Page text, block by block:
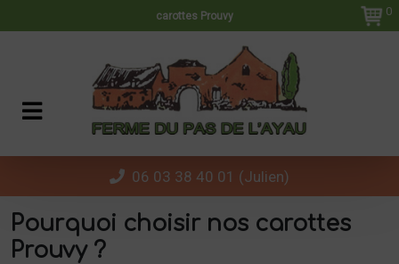
carottes Prouvy 0
06 03 38 40 01 (Julien)
Pourquoi choisir nos carottes
Prouvy ?
Panneau de gestion des cookies